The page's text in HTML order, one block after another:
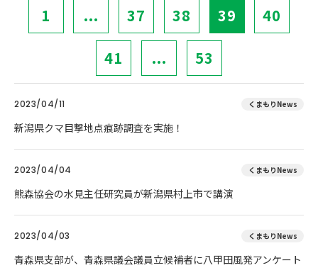
1 ... 37 38 39 40
41 ... 53
2023/04/11 くまもりNews
新潟県クマ目撃地点痕跡調査を実施！
2023/04/04 くまもりNews
熊森協会の水見主任研究員が新潟県村上市で講演
2023/04/03 くまもりNews
青森県支部が、青森県議会議員立候補者に八甲田風発アンケート